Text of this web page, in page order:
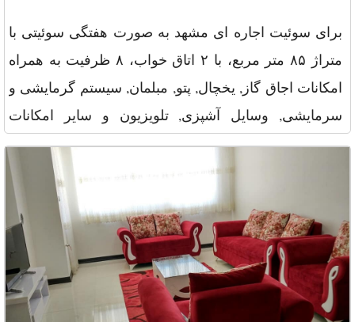
برای سوئیت اجاره ای مشهد به صورت هفتگی سوئیتی با
متراژ ۸۵ متر مربع، با ۲ اتاق خواب، ۸ ظرفیت به همراه
امکانات اجاق گاز, یخچال, پتو, مبلمان, سیستم گرمایشی و
سرمایشی, وسایل آشپزی, تلویزیون و سایر امکانات
نگهبانی, Wi Fi, توا